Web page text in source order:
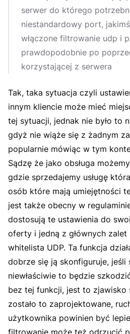
serwer do którego
niestandardowy port,
włączone filtrowanie udp i
prawdopodobnie po
korzystającej z serwera
Tak, taka sytuacja czyli
innym kliencie może mieć
tej sytuacji, jednak nie było to
gdyż nie wiąże się z żadnym
popularnie mówiąc w tym
Sądzę że jako obsługa
gdzie sprzedajemy usługę
osób które mają umiejętności
jest także obecny w
dostosują te ustawienia do
oferty i jedną z głównych zalet
whitelista UDP. Ta funkcja
dobrze się ją skonfiguruje, jeśli
niewłaściwie to będzie
bez tej funkcji, jest to
zostało to zaprojektowane,
użytkownika powinien być
filtrowanie może też odrzucić